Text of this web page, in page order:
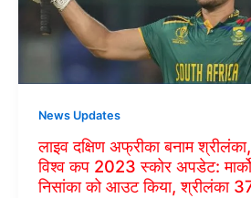
News Updates
लाइव दक्षिण अफ्रीका बनाम
विश्व कप 2023 स्कोर अपडेट:
निसांका को आउट किया, श्रीलंका